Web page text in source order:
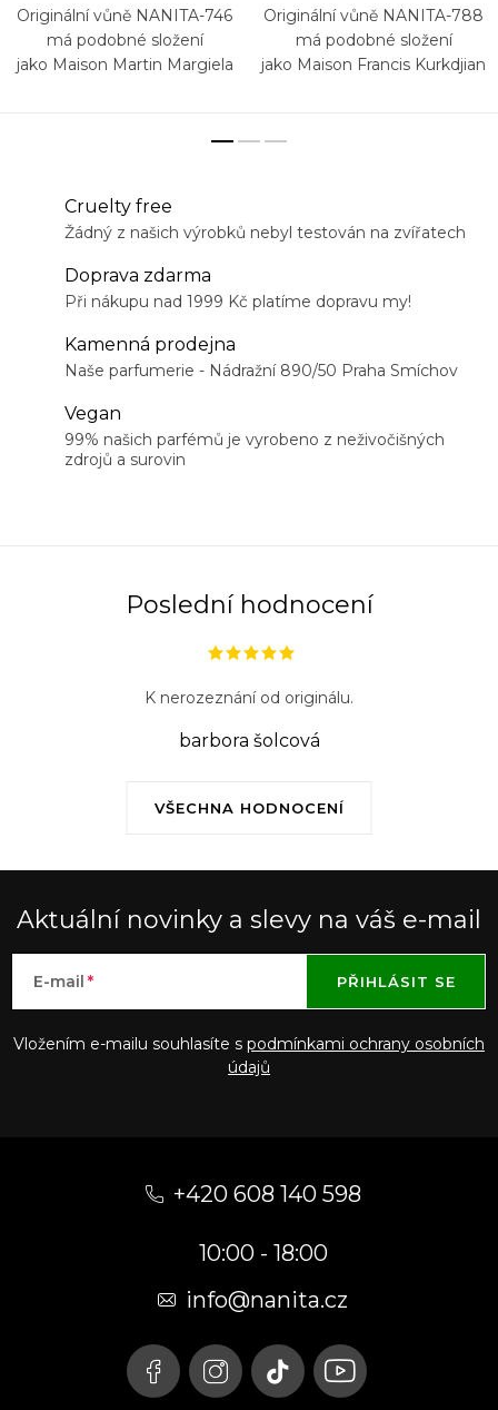
Originální vůně NANITA-746
má podobné složení
jako Maison Martin Margiela
Originální vůně NANITA-788
má podobné složení
jako Maison Francis Kurkdjian
Cruelty free
Žádný z našich výrobků nebyl testován na zvířatech
Doprava zdarma
Při nákupu nad 1999 Kč platíme dopravu my!
Kamenná prodejna
Naše parfumerie - Nádražní 890/50 Praha Smíchov
Vegan
99% našich parfémů je vyrobeno z neživočišných
zdrojů a surovin
Poslední hodnocení
VŠECHNA HODNOCENÍ
K nerozeznání od originálu.
barbora šolcová
Aktuální novinky a slevy na váš e-mail
E-mail
Vložením e-mailu souhlasíte s podmínkami ochrany osobních
údajů
PŘIHLÁSIT SE
+420 608 140 598
10:00 - 18:00
info@nanita.cz